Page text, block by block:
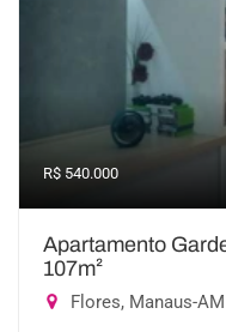
R$ 540.000
Apartamento
107m²
Flores, Manaus-AM